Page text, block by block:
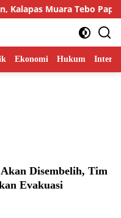
Muara Tebo
Ekonomi Hukum
Disembelih, Tim
Evakuasi